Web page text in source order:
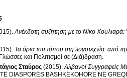
.Ανέκδοτη συζήτηση με το Νίκο
. Τα όρια του τόπου στη λογοτεχνία: από
και Πολιτισμοί σε (Διά)δραση.
Σταύρος (2015).Αλβανοί Συγγραφείς
DIASPORËS BASHKËKOHORE NË